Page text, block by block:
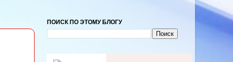
ПОИСК ПО ЭТОМУ БЛОГУ